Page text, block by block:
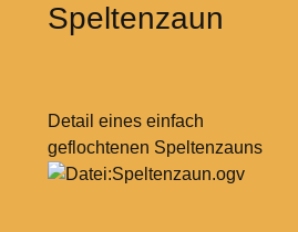
Speltenzaun
Detail eines einfach
geflochtenen Speltenzauns